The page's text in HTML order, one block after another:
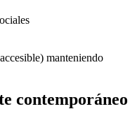
manteniendo
contemporáneo